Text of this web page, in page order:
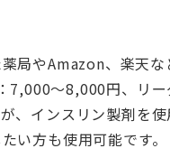
局やAmazon、楽天
7,000～8,000円、リ
、インスリン製剤を
い方も使用可能です。